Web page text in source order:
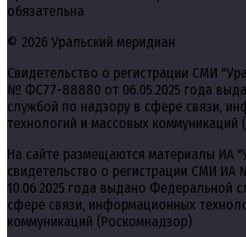
обязательна
© 2026 Уральский меридиан
Свидетельство о регистрации СМИ
№ ФС77-88880 от 06.05.2025 года
службой по надзору в сфере связи,
технологий и массовых коммуникаций
На сайте размещаются материалы ИА
свидетельство о регистрации СМИ
10.06.2025 года выдано Федеральной
сфере связи, информационных
коммуникаций (Роскомнадзор)